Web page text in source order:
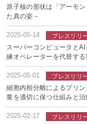
原子核の形状は「アーモ
た真の姿－
2025-05-14 プレスリリ
スーパーコンピュータと
練オペレーターを代替す
2025-05-01 プレスリリ
細胞内相分離によるプリ
量を適切に保つ仕組みと
2025-02-17 プレスリリ